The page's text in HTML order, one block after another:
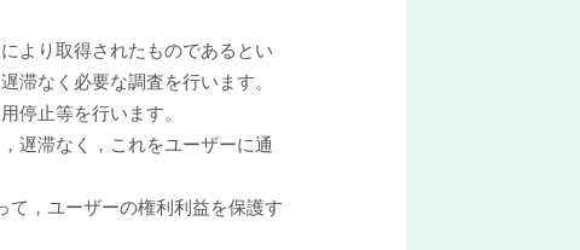
より取得されたものであるとい
滞なく必要な調査を行います。
停止等を行います。
遅滞なく，これをユーザーに通
て，ユーザーの権利利益を保護す